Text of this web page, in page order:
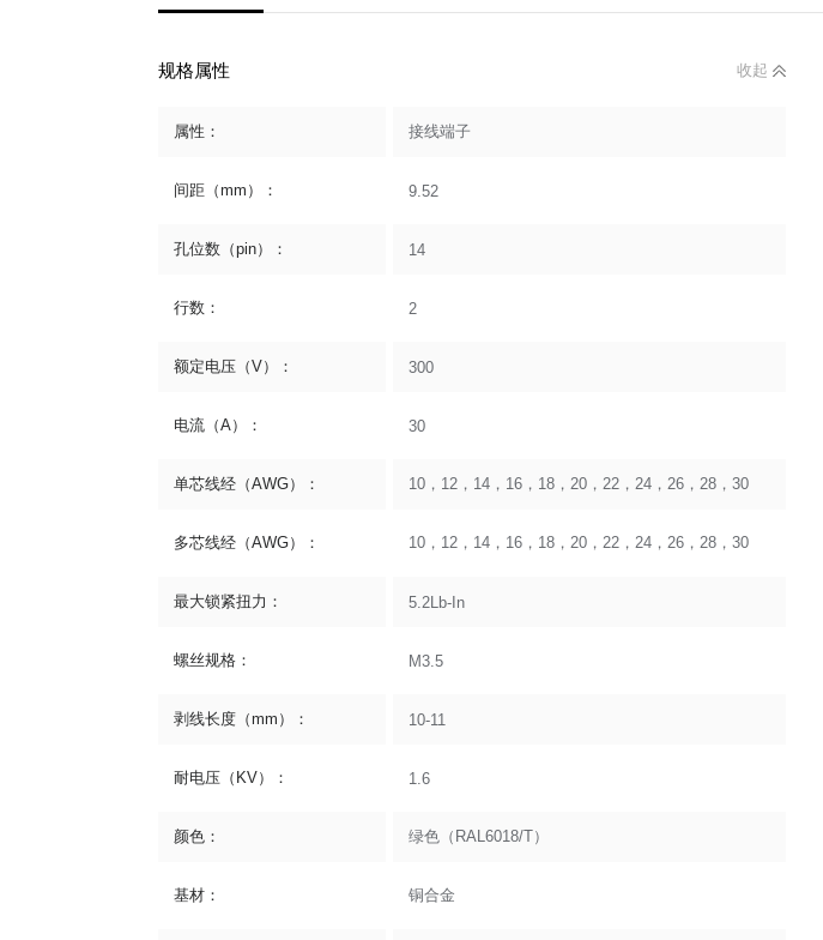
规格属性 收起
属性： 接线端子
间距（mm）： 9.52
孔位数（pin）： 14
行数： 2
额定电压（V）： 300
电流（A）： 30
单芯线经（AWG）： 10，12，14，16，18，20，22，24，26，28，30
多芯线经（AWG）： 10，12，14，16，18，20，22，24，26，28，30
最大锁紧扭力： 5.2Lb-In
螺丝规格： M3.5
剥线长度（mm）： 10-11
耐电压（KV）： 1.6
颜色： 绿色（RAL6018/T）
基材： 铜合金